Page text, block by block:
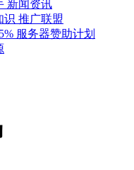
新闻资讯
识 推广联盟
服务器赞助计划